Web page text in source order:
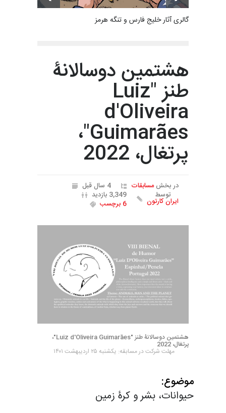
گالری آثار خلیج فارس و تنگه هرمز
هشتمین دوسالانۀ
طنز "Luiz
d'Oliveira
Guimarães"،
پرتغال، 2022
در بخشمسابقات
4 سال قبل
توسط
ایران کارتون
3,349 بازدید
6 برچسب
هشتمین دوسالانۀ طنز "Luiz d'Oliveira Guimarães"،
پرتغال، 2022
مهلت شرکت در مسابقه: یکشنبه ۲۵ اردیبهشت ۱۴۰۱
موضوع:
حیوانات، بشر و کرۀ زمین